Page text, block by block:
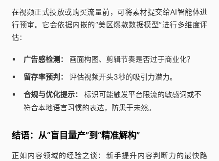
在视频正式投放或购买流量前，可将素材提交给AI智能体进
行预审。它会依据内嵌的“美区爆款数据模型”进行多维度评
估：
广告感检测：
画面构图、剪辑节奏是否过于商业化？
留存率预判：
评估视频开头3秒的吸引力潜力。
合规与优化提示：
标识可能触发平台限流的敏感词或不
符合本地语言习惯的表达，防患于未然。
结语：从“盲目量产”到“精准解构”
正如内容领域的经验之谈：新手提升内容判断力的最快路